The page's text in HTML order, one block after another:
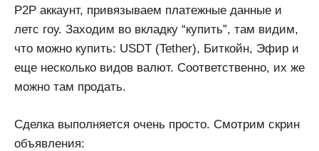
P2P аккаунт, привязываем платежные данные и
летс гоу. Заходим во вкладку “купить”, там видим,
что можно купить: USDT (Tether), Биткойн, Эфир и
еще несколько видов валют. Соответственно, их же
можно там продать.
Сделка выполняется очень просто. Смотрим скрин
объявления: